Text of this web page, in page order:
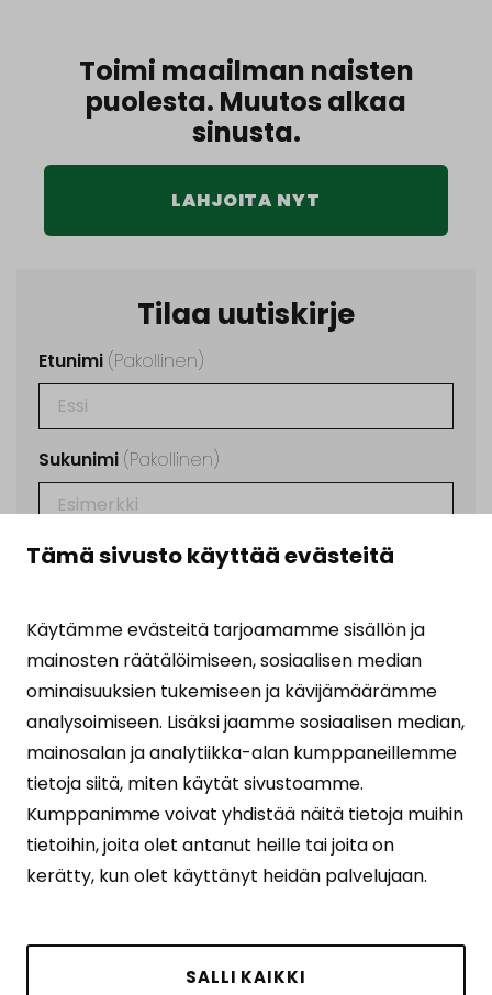
Tämä sivusto käyttää evästeitä
Käytämme evästeitä tarjoamamme sisällön ja
mainosten räätälöimiseen, sosiaalisen median
ominaisuuksien tukemiseen ja kävijämäärämme
analysoimiseen. Lisäksi jaamme sosiaalisen median,
mainosalan ja analytiikka-alan kumppaneillemme
tietoja siitä, miten käytät sivustoamme.
Kumppanimme voivat yhdistää näitä tietoja muihin
tietoihin, joita olet antanut heille tai joita on
kerätty, kun olet käyttänyt heidän palvelujaan.
SALLI KAIKKI
Toimi maailman naisten
puolesta. Muutos alkaa
sinusta.
LAHJOITA NYT
Tilaa uutiskirje
Etunimi (Pakollinen)
Sukunimi (Pakollinen)
Sähköposti (Pakollinen)
Ehdot (Pakollinen)
Tilaamalla uutiskirjeen hyväksyt
henkilötietojesi käsittelyn
tietosuojalausekkeen
osoittamalla tavalla.
Suojattu Google reCAPTCHA:lla. Lue
jakäyttöehdot.